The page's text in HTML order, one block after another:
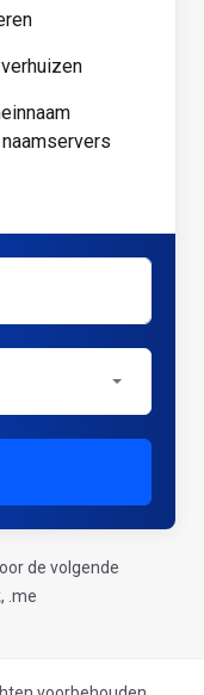
de volgende
.me